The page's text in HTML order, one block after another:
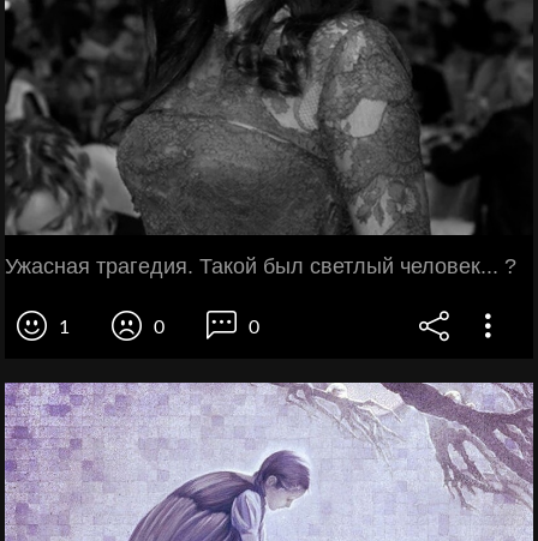
Ужасная трагедия. Такой был светлый человек... ?
1 0 0